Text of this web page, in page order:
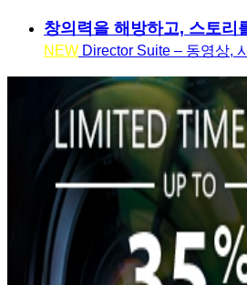
창의력을 해방하고, 스토리
NEW Director Suite – 동영상,